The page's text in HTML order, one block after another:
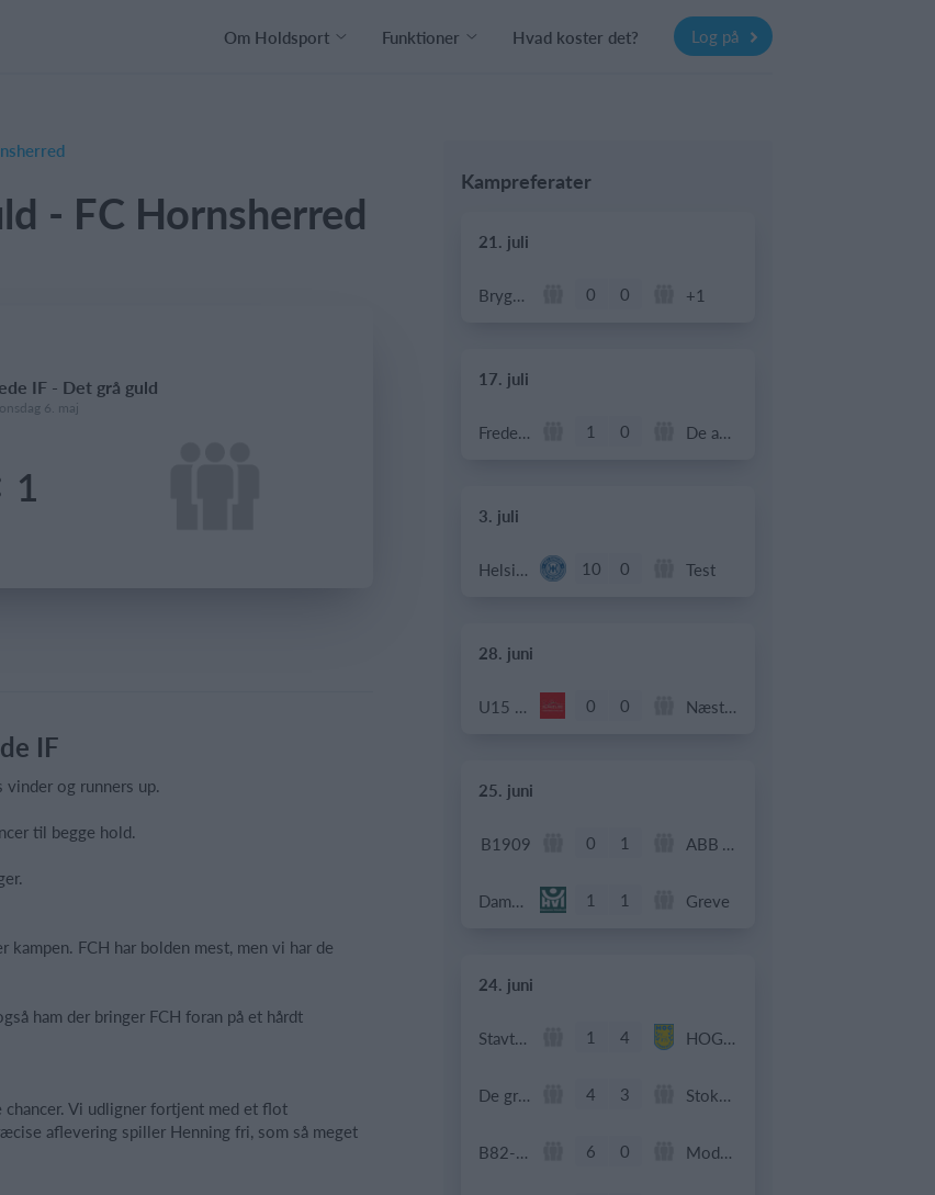
Om Holdsport Funktioner Hvad koster det? Log på
- FC Hornsherred
IF - Det grå guld
6. maj
1
IF
og runners up.
til begge hold.
FCH har bolden mest, men vi har de
ham der bringer FCH foran på et hårdt
Vi udligner fortjent med et flot
aflevering spiller Henning fri, som så meget
Kampreferater
21. juli
Bryggebold 0 0 +1
17. juli
Frederiksberg Floorball Fighters 1 0 De andre
3. juli
Helsingør If Senior 10 0 Test
28. juni
U15 piger 0 0 Næstved
25. juni
B1909 0 1 ABB Veteran
Dame Senior 1 1 Greve
24. juni
Stavtrup 1 4 HOG OB50
De grønne bude 4 3 Stokehagen
B82-Fodbold-Fitness-U50 6 0 Modstander